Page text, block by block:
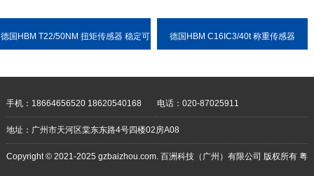
德国HBM T22/50NM 扭矩传感器 稳定可 德国HBM C16IC3/40t 称重传感器
手机：18664656520 18620540168 电话：020-87025911
地址：广州市天河区棠东东路4号四楼02房A08
Copyright © 2021-2025 gzbaizhou.com. 百洲科技（广州）有限公司 版权所有 粤